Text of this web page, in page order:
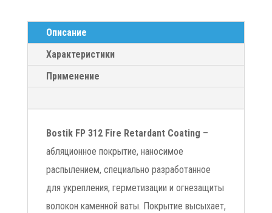
Описание
Характеристики
Применение
Bostik FP 312 Fire Retardant Coating –
абляционное покрытие, наносимое
распылением, специально разработанное
для укрепления, герметизации и огнезащиты
волокон каменной ваты. Покрытие высыхает,